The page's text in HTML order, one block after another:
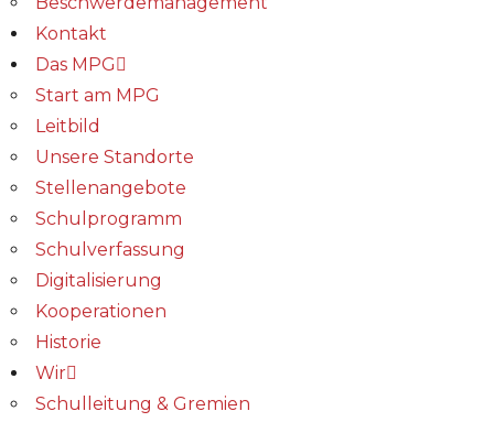
Kontakt
Das MPG
Start am MPG
Leitbild
Unsere Standorte
Stellenangebote
Schulprogramm
Schulverfassung
Digitalisierung
Kooperationen
Historie
Wir
Schulleitung & Gremien